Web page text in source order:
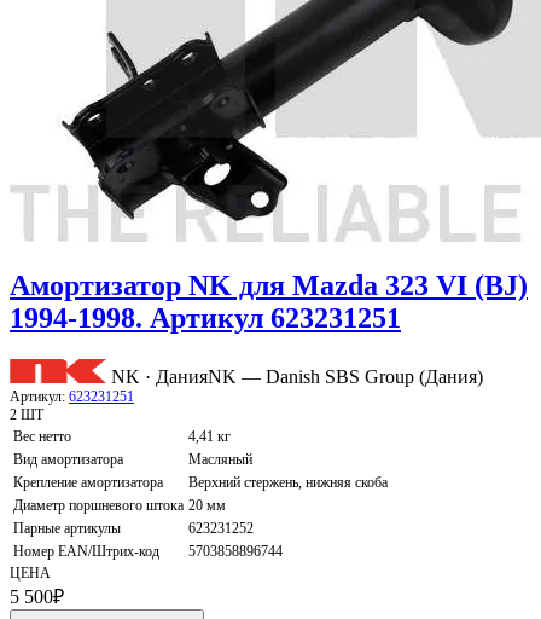
Амортизатор NK для Mazda 323 VI (BJ)
1994-1998. Артикул 623231251
NK · ДанияNK — Danish SBS Group (Дания)
Артикул: 623231251
2 ШТ
Вес нетто
4,41 кг
Вид амортизатора
Масляный
Крепление амортизатора
Верхний стержень, нижняя скоба
Диаметр поршневого штока 20 мм
Парные артикулы
623231252
Номер EAN/Штрих-код
5703858896744
ЦЕНА
5 500₽